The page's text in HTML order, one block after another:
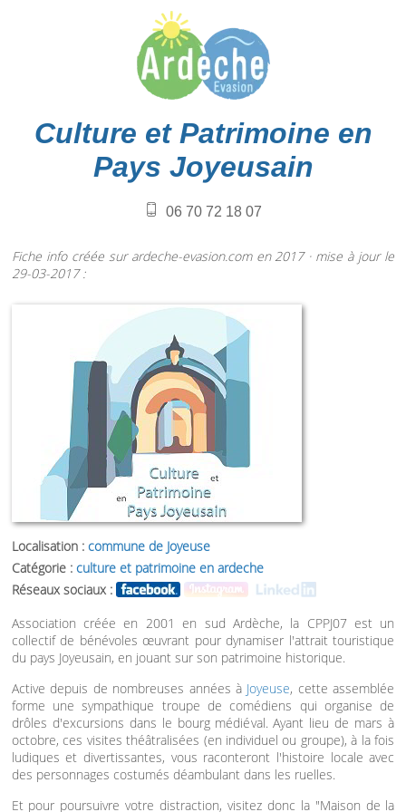
Culture et Patrimoine en
Pays Joyeusain
06 70 72 18 07
Fiche info créée sur ardeche-evasion.com en 2017 · mise à jour le
29-03-2017 :
Localisation : commune de Joyeuse
Catégorie : culture et patrimoine en ardeche
Réseaux sociaux :
Association créée en 2001 en sud Ardèche, la CPPJ07 est un
collectif de bénévoles œuvrant pour dynamiser l'attrait touristique
du pays Joyeusain, en jouant sur son patrimoine historique.
Active depuis de nombreuses années à Joyeuse, cette assemblée
forme une sympathique troupe de comédiens qui organise de
drôles d'excursions dans le bourg médiéval. Ayant lieu de mars à
octobre, ces visites théâtralisées (en individuel ou groupe), à la fois
ludiques et divertissantes, vous raconteront l'histoire locale avec
des personnages costumés déambulant dans les ruelles.
Et pour poursuivre votre distraction, visitez donc la "Maison de la